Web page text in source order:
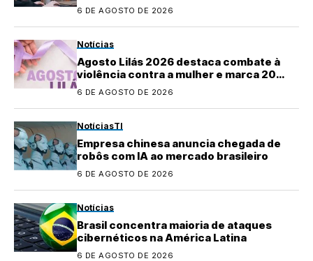
6 DE AGOSTO DE 2026
Notícias
Agosto Lilás 2026 destaca combate à
violência contra a mulher e marca 20
anos da Lei Maria da Penha
6 DE AGOSTO DE 2026
NotíciasTI
Empresa chinesa anuncia chegada de
robôs com IA ao mercado brasileiro
6 DE AGOSTO DE 2026
Notícias
Brasil concentra maioria de ataques
cibernéticos na América Latina
6 DE AGOSTO DE 2026